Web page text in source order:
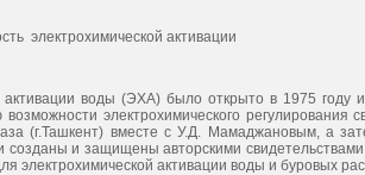
электрохимической активации
воды (ЭХА) было открыто в 1975 году
электрохимического регулирования
(г.Ташкент) вместе с У.Д. Мамаджановым, а
созданы и защищены авторскими
электрохимической активации воды и буровых